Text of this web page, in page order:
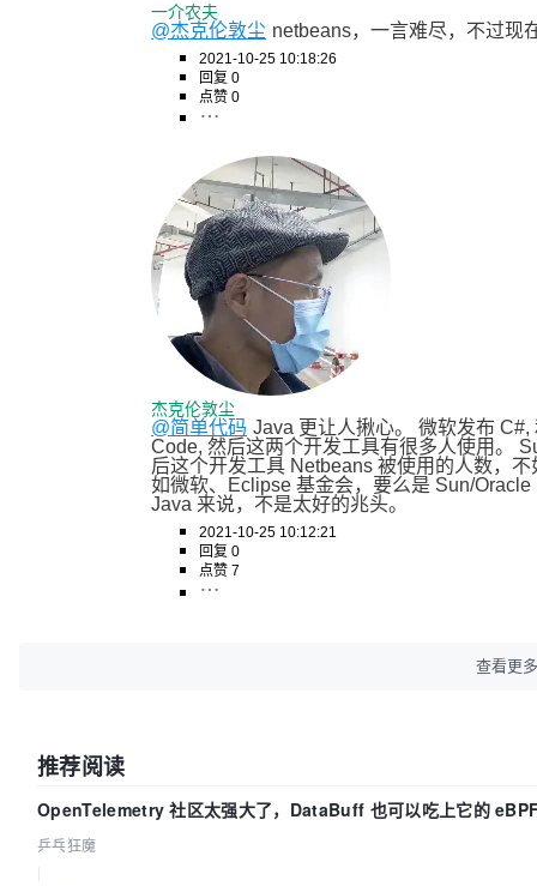
一介农夫
@杰克伦敦尘 netbeans，一言难尽，不过现
2021-10-25 10:18:26
回复 0
点赞 0
杰克伦敦尘
@简单代码 Java 更让人揪心。 微软发布
Code, 然后这两个开发工具有很多人使用。
后这个开发工具 Netbeans 被使用的人数，
如微软、Eclipse 基金会，要么是 Sun/
Java 来说，不是太好的兆头。
2021-10-25 10:12:21
回复 0
点赞 7
查看更
推荐阅读
OpenTelemetry 社区太强大了，DataBuff 也可以吃上它的
乒乓狂魔